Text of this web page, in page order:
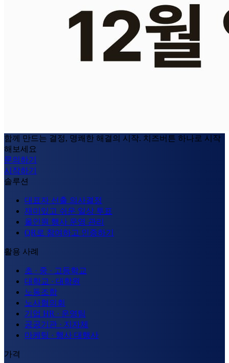
함께 만드는 결정, 명쾌한 해결의 시작. 치즈버튼 하나로 시작
해보세요
문의하기
시작하기
솔루션
대표자 선출 의사결정
재미있고 쉬운 일상 투표
올인원 행사 운영 관리
QR로 참여하고 인증하기
활용 사례
초 · 중 · 고등학교
대학교 · 대학원
노동조합
노사협의회
기업 HR · 운영팀
공공기관 · 지자체
마케팅 · 행사 대행사
가격